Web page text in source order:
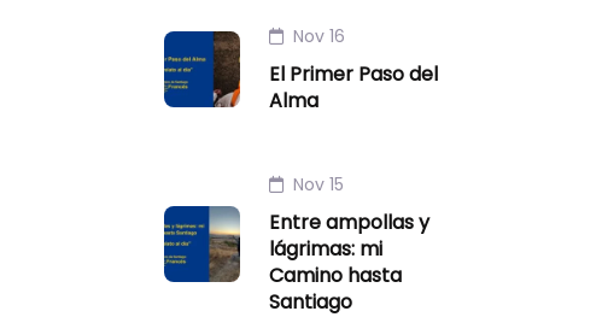
Nov 16
El Primer Paso del
Alma
Nov 15
Entre ampollas y
lágrimas: mi
Camino hasta
Santiago